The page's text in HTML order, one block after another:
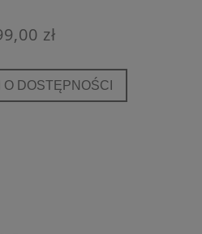
zł
O DOSTĘPNOŚCI